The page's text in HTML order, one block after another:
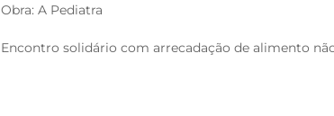
Obra: A Pediatra
Encontro solidário com arrecadação de alimento